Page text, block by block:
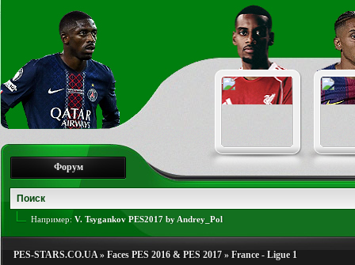
Форум
Например: V. Tsygankov PES2017 by Andrey_Pol
PES-STARS.CO.UA» Faces PES 2016 & PES 2017 » France - Ligue 1